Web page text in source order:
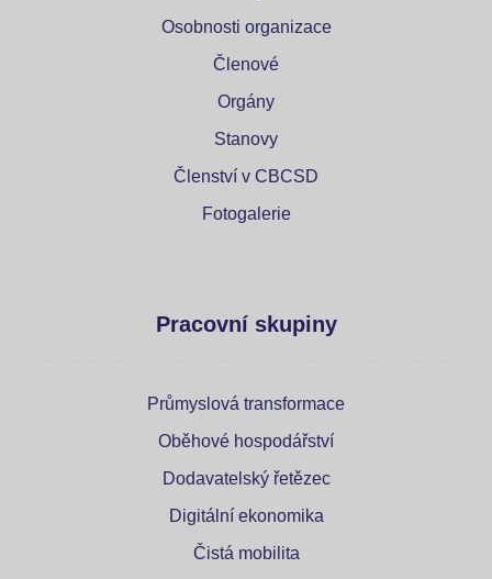
Osobnosti organizace
Členové
Orgány
Stanovy
Členství v CBCSD
Fotogalerie
Pracovní skupiny
Průmyslová transformace
Oběhové hospodářství
Dodavatelský řetězec
Digitální ekonomika
Čistá mobilita